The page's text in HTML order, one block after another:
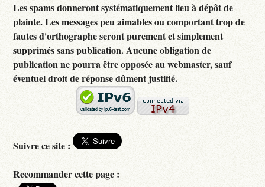
Les spams donneront systématiquement lieu à dépôt de
plainte. Les messages peu aimables ou comportant trop de
fautes d'orthographe seront purement et simplement
supprimés sans publication. Aucune obligation de
publication ne pourra être opposée au webmaster, sauf
éventuel droit de réponse dûment justifié.
Suivre ce site :
Recommander cette page :